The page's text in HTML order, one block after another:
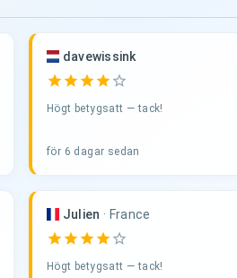
davewissink
star star star star star_border
Högt betygsatt — tack!
för 6 dagar sedan
Julien · France
star star star star star_border
Högt betygsatt — tack!